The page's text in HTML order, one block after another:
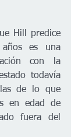
Hill predice
es una
con la
todavía
de lo que
en edad de
fuera del